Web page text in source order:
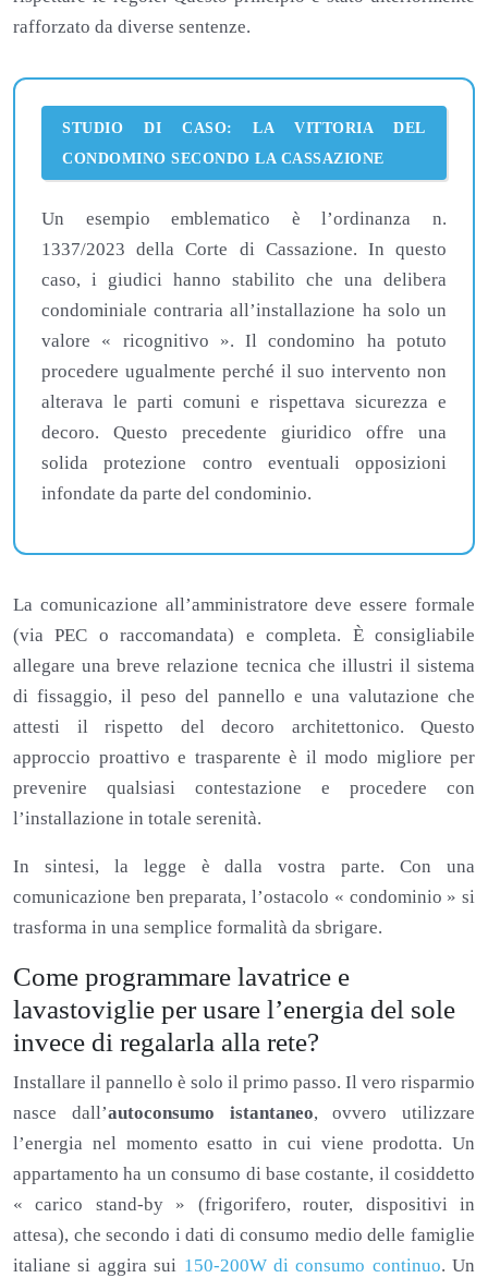
rafforzato da diverse sentenze.
STUDIO DI CASO: LA VITTORIA DEL
CONDOMINO SECONDO LA CASSAZIONE
Un esempio emblematico è l’ordinanza n.
1337/2023 della Corte di Cassazione. In questo
caso, i giudici hanno stabilito che una delibera
condominiale contraria all’installazione ha solo un
valore « ricognitivo ». Il condomino ha potuto
procedere ugualmente perché il suo intervento non
alterava le parti comuni e rispettava sicurezza e
decoro. Questo precedente giuridico offre una
solida protezione contro eventuali opposizioni
infondate da parte del condominio.
La comunicazione all’amministratore deve essere formale
(via PEC o raccomandata) e completa. È consigliabile
allegare una breve relazione tecnica che illustri il sistema
di fissaggio, il peso del pannello e una valutazione che
attesti il rispetto del decoro architettonico. Questo
approccio proattivo e trasparente è il modo migliore per
prevenire qualsiasi contestazione e procedere con
l’installazione in totale serenità.
In sintesi, la legge è dalla vostra parte. Con una
comunicazione ben preparata, l’ostacolo « condominio » si
trasforma in una semplice formalità da sbrigare.
Come programmare lavatrice e
lavastoviglie per usare l’energia del sole
invece di regalarla alla rete?
Installare il pannello è solo il primo passo. Il vero risparmio
nasce dall’autoconsumo istantaneo, ovvero utilizzare
l’energia nel momento esatto in cui viene prodotta. Un
appartamento ha un consumo di base costante, il cosiddetto
« carico stand-by » (frigorifero, router, dispositivi in
attesa), che secondo i dati di consumo medio delle famiglie
italiane si aggira sui 150-200W di consumo continuo. Un